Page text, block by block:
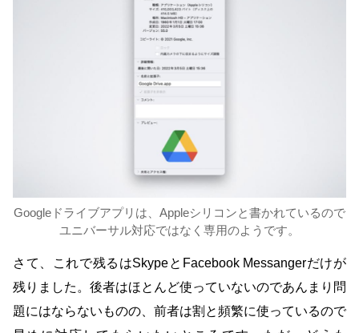
Googleドライブアプリは、Appleシリコンと書かれているので
ユニバーサル対応ではなく専用のようです。
さて、これで残るはSkypeとFacebook Messangerだけが
残りました。後者はほとんど使っていないのであんまり問
題にはならないものの、前者は割と頻繁に使っているので